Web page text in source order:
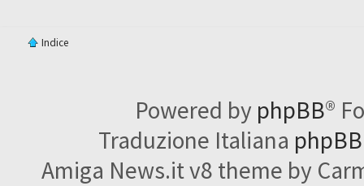
Indice
Powered by phpBB®
Traduzione Italiana
Amiga News.it v8 theme by